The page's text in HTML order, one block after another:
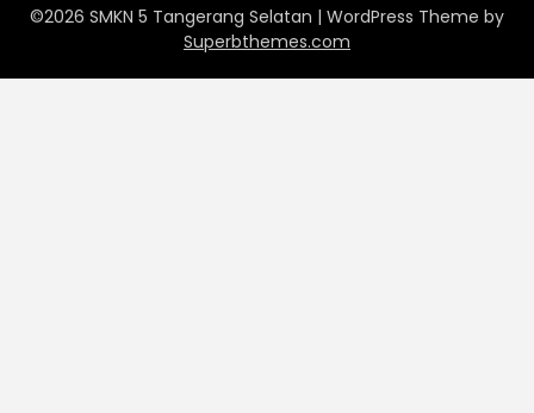
©2026 SMKN 5 Tangerang Selatan | WordPress Theme by
Superbthemes.com